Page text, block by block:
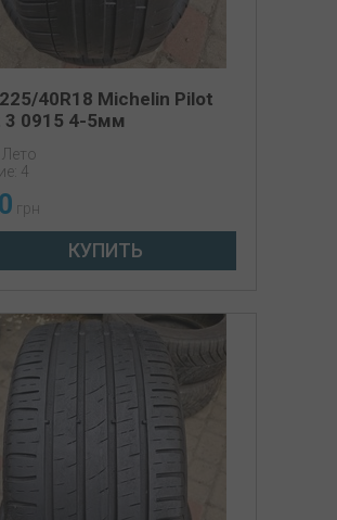
40R18 Michelin Pilot
3 0915 4-5мм
4
грн
КУПИТЬ